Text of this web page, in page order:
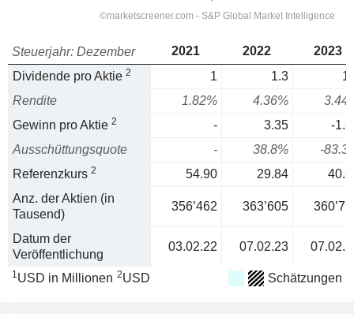
Steuerjahr: Dezember 2021 2022
2023
Dividende pro Aktie 2 1 1.3
Rendite
1.82% 4.36%
Gewinn pro Aktie 2 - 3.35
-
Ausschüttungsquote
- 38.8%
-
Referenzkurs 2 54.90 29.84
Anz. der Aktien (in
Tausend)
356’462 363’605
Datum der
Veröffentlichung
03.02.22 07.02.23
1USD in Millionen 2USD Schätzungen